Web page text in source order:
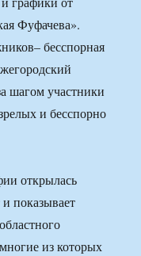
Фуфачева».
бесспорная
шагом участники
и бесспорно
открылась
показывает
из которых